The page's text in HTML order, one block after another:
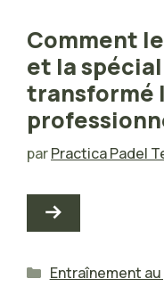
Comment
et la
transformé
parPractica Padel
Catégories
Entraînement